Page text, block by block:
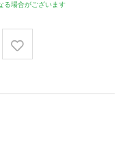
る場合がございます